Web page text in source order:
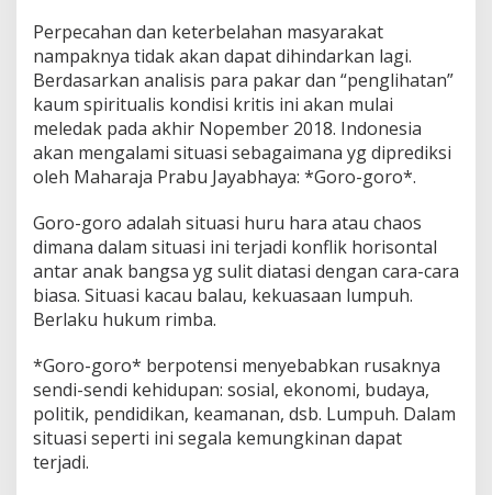
Perpecahan dan keterbelahan masyarakat
nampaknya tidak akan dapat dihindarkan lagi.
Berdasarkan analisis para pakar dan “penglihatan”
kaum spiritualis kondisi kritis ini akan mulai
meledak pada akhir Nopember 2018. Indonesia
akan mengalami situasi sebagaimana yg diprediksi
oleh Maharaja Prabu Jayabhaya: *Goro-goro*.
Goro-goro adalah situasi huru hara atau chaos
dimana dalam situasi ini terjadi konflik horisontal
antar anak bangsa yg sulit diatasi dengan cara-cara
biasa. Situasi kacau balau, kekuasaan lumpuh.
Berlaku hukum rimba.
*Goro-goro* berpotensi menyebabkan rusaknya
sendi-sendi kehidupan: sosial, ekonomi, budaya,
politik, pendidikan, keamanan, dsb. Lumpuh. Dalam
situasi seperti ini segala kemungkinan dapat
terjadi.